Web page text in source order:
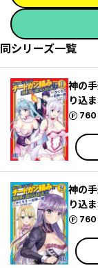
同シリーズ一覧
神の
り込
760
ポイント
神の
り込
760
ポイント